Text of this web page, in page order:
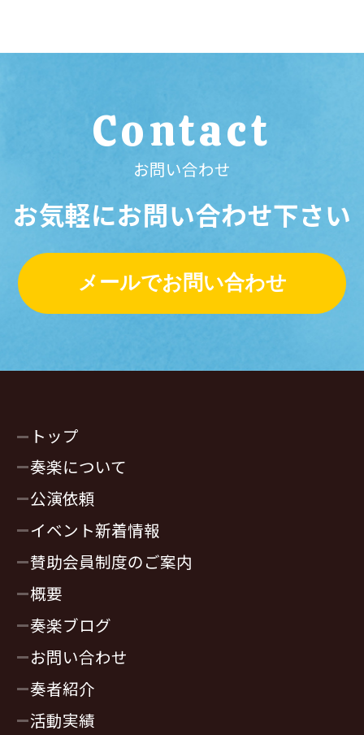
Contact
お問い合わせ
お気軽にお問い合わせ下さい
メールでお問い合わせ
トップ
奏楽について
公演依頼
イベント新着情報
賛助会員制度のご案内
概要
奏楽ブログ
お問い合わせ
奏者紹介
活動実績